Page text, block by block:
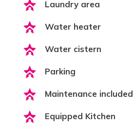
Laundry area
Water heater
Water cistern
Parking
Maintenance included
Equipped Kitchen